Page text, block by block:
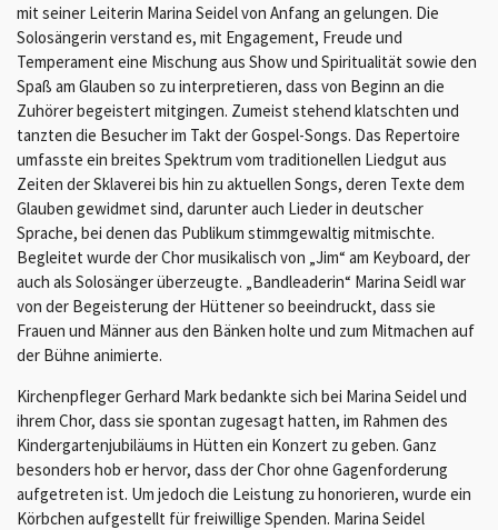
mit seiner Leiterin Marina Seidel von Anfang an gelungen. Die
Solosängerin verstand es, mit Engagement, Freude und
Temperament eine Mischung aus Show und Spiritualität sowie den
Spaß am Glauben so zu interpretieren, dass von Beginn an die
Zuhörer begeistert mitgingen. Zumeist stehend klatschten und
tanzten die Besucher im Takt der Gospel-Songs. Das Repertoire
umfasste ein breites Spektrum vom traditionellen Liedgut aus
Zeiten der Sklaverei bis hin zu aktuellen Songs, deren Texte dem
Glauben gewidmet sind, darunter auch Lieder in deutscher
Sprache, bei denen das Publikum stimmgewaltig mitmischte.
Begleitet wurde der Chor musikalisch von „Jim“ am Keyboard, der
auch als Solosänger überzeugte. „Bandleaderin“ Marina Seidl war
von der Begeisterung der Hüttener so beeindruckt, dass sie
Frauen und Männer aus den Bänken holte und zum Mitmachen auf
der Bühne animierte.
Kirchenpfleger Gerhard Mark bedankte sich bei Marina Seidel und
ihrem Chor, dass sie spontan zugesagt hatten, im Rahmen des
Kindergartenjubiläums in Hütten ein Konzert zu geben. Ganz
besonders hob er hervor, dass der Chor ohne Gagenforderung
aufgetreten ist. Um jedoch die Leistung zu honorieren, wurde ein
Körbchen aufgestellt für freiwillige Spenden. Marina Seidel